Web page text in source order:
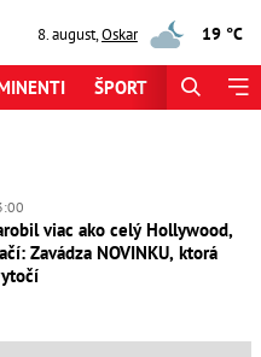
8. august,Oskar 19 °C
ŠPORT
viac ako celý Hollywood,
Zavádza NOVINKU, ktorá